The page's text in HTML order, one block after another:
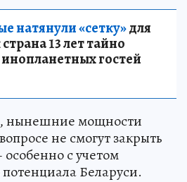
натянули «сетку»для
13 лет тайно
инопланетных гостей
нынешние мощности
не смогут закрыть
с учетом
Беларуси.